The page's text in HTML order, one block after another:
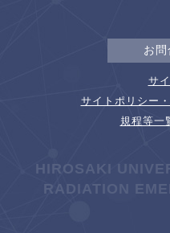
お問
サ
サイトポリシー
規程等一
HIROSAKI
RADIATION